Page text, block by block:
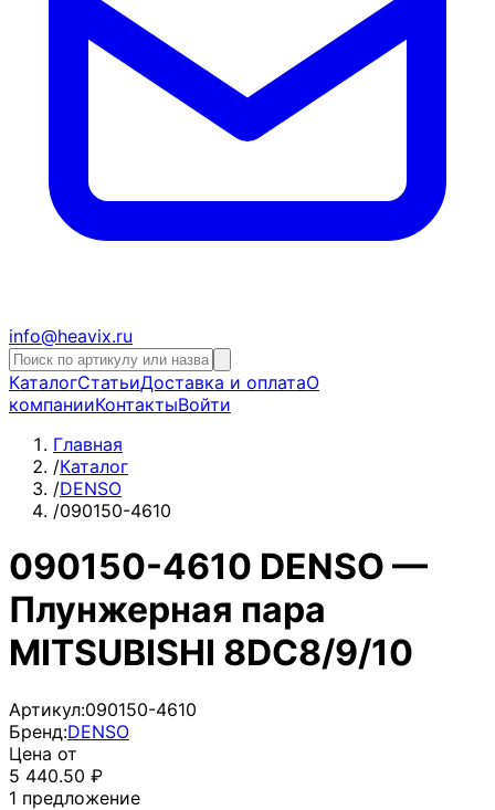
info@heavix.ru
КаталогСтатьиДоставка и оплатаО
компанииКонтактыВойти
Главная
/Каталог
/DENSO
/090150-4610
090150-4610 DENSO —
Плунжерная пара
MITSUBISHI 8DC8/9/10
Артикул:090150-4610
Бренд:DENSO
Цена от
5 440.50 ₽
1 предложение